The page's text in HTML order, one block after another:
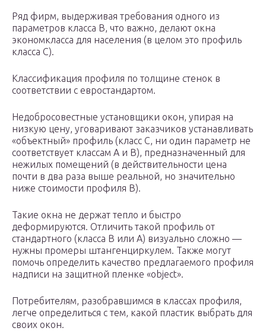
Ряд фирм, выдерживая требования одного из
параметров класса В, что важно, делают окна
экономкласса для населения (в целом это профиль
класса С).
Классификация профиля по толщине стенок в
соответствии с евростандартом.
Недобросовестные установщики окон, упирая на
низкую цену, уговаривают заказчиков устанавливать
«объектный» профиль (класс С, ни один параметр не
соответствует классам А и В), предназначенный для
нежилых помещений (в действительности цена
почти в два раза выше реальной, но значительно
ниже стоимости профиля В).
Такие окна не держат тепло и быстро
деформируются. Отличить такой профиль от
стандартного (класса В или А) визуально сложно —
нужны промеры штангенциркулем. Также могут
помочь определить качество предлагаемого профиля
надписи на защитной пленке «object».
Потребителям, разобравшимся в классах профиля,
легче определиться с тем, какой пластик выбрать для
своих окон.